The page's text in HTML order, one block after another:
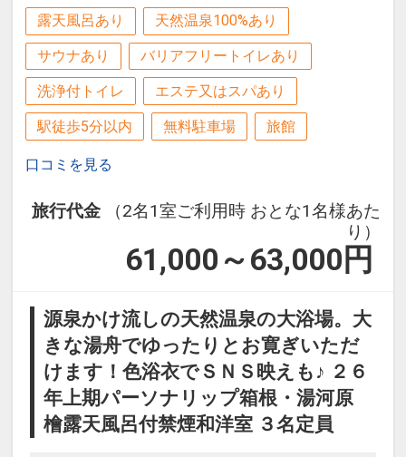
露天風呂あり 天然温泉100%あり
サウナあり バリアフリートイレあり
洗浄付トイレ エステ又はスパあり
駅徒歩5分以内 無料駐車場 旅館
口コミを見る
旅行代金
（2名1室ご利用時 おとな1名様あた
り）
61,000～63,000 円
源泉かけ流しの天然温泉の大浴場。大
きな湯舟でゆったりとお寛ぎいただ
けます！色浴衣でＳＮＳ映えも♪ ２６
年上期パーソナリップ箱根・湯河原
檜露天風呂付禁煙和洋室 ３名定員